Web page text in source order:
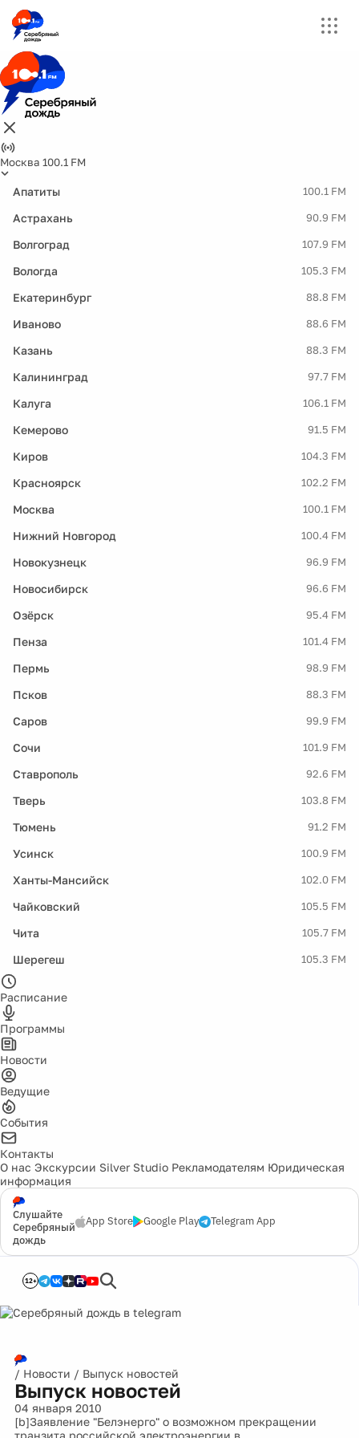
Москва 100.1 FM
Апатиты 100.1 FM
Астрахань 90.9 FM
Волгоград 107.9 FM
Вологда 105.3 FM
Екатеринбург 88.8 FM
Иваново 88.6 FM
Казань 88.3 FM
Калининград 97.7 FM
Калуга 106.1 FM
Кемерово 91.5 FM
Киров 104.3 FM
Красноярск 102.2 FM
Москва 100.1 FM
Нижний Новгород 100.4 FM
Новокузнецк 96.9 FM
Новосибирск 96.6 FM
Озёрск 95.4 FM
Пенза 101.4 FM
Пермь 98.9 FM
Псков 88.3 FM
Саров 99.9 FM
Сочи 101.9 FM
Ставрополь 92.6 FM
Тверь 103.8 FM
Тюмень 91.2 FM
Усинск 100.9 FM
Ханты-Мансийск 102.0 FM
Чайковский 105.5 FM
Чита 105.7 FM
Шерегеш 105.3 FM
Расписание
Программы
Новости
Ведущие
События
Контакты
О нас Экскурсии Silver Studio Рекламодателям Юридическая
информация
Слушайте
Серебряный
дождь
App Store Google Play Telegram App
12+
/ Новости / Выпуск новостей
Выпуск новостей
04 января 2010
[b]Заявление "Белэнерго" о возможном прекращении